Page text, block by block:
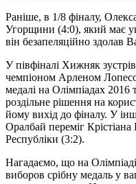
Раніше, в 1/8 фіналу,
Угорщини (4:0), який має
він безапеляційно здолав
У півфіналі Хижняк
чемпіоном Арленом
медалі на Олімпіадах 2016
роздільне рішення на
йому вихід до фіналу. У
Оралбай переміг Крістіана
Республіки (3:2).
Нагадаємо, що на
виборов срібну медаль у